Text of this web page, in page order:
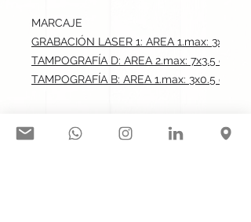
MARCAJE
GRABACIÓN LASER 1: AREA 1.max: 3x0.5 cm
TAMPOGRAFÍA D: AREA 2.max: 7x3.5 cm
TAMPOGRAFÍA B: AREA 1.max: 3x0.5 cm